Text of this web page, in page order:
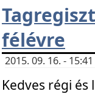
félévre
2015. 09. 16. -
Kedves régi